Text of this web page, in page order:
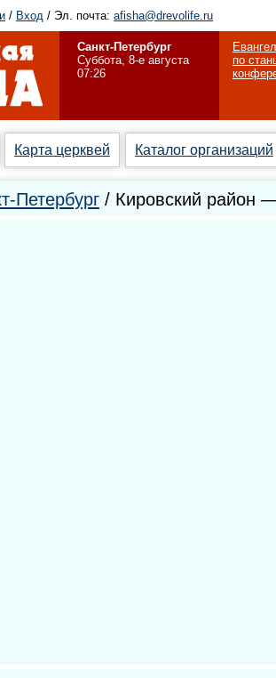
/ Вход / Эл. почта: afisha@drevolife.ru
Санкт-Петербург
Суббота, 8-е августа
07:26
по
Карта церквей Каталог организаций
Петербург/ Кировский район